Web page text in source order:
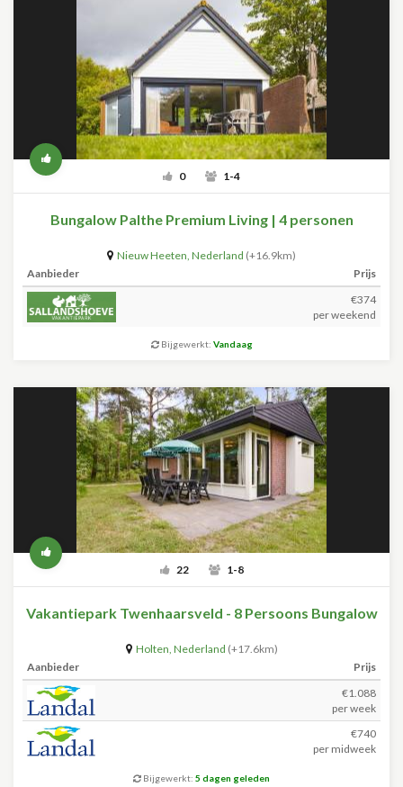
0 1-4
Bungalow Palthe Premium Living | 4 personen
Nieuw Heeten, Nederland (+16.9km)
Aanbieder
Prijs
€374
per weekend
Bijgewerkt: Vandaag
22 1-8
Vakantiepark Twenhaarsveld - 8 Persoons Bungalow
Holten, Nederland (+17.6km)
Aanbieder
Prijs
€1.088
per week
€740
per midweek
Bijgewerkt: 5 dagen geleden